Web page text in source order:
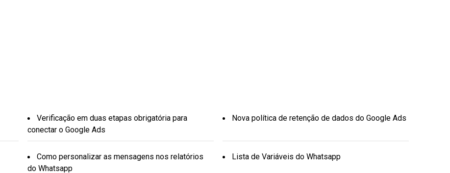
Verificação em duas etapas obrigatória para
conectar o Google Ads
Nova política de retenção de dados do Google Ads
Como personalizar as mensagens nos relatórios
do Whatsapp
Lista de Variáveis do Whatsapp